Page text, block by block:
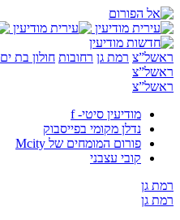
ראשל”צ רמת גן רחובות חולון בת ים
ראשל”צ
ראשל”צ
מודיעין סיטי- f
נדלן מקומי בפייסבוק
פורום המומחים של Mcity
קובי עצבני
רמת גן
רמת גן